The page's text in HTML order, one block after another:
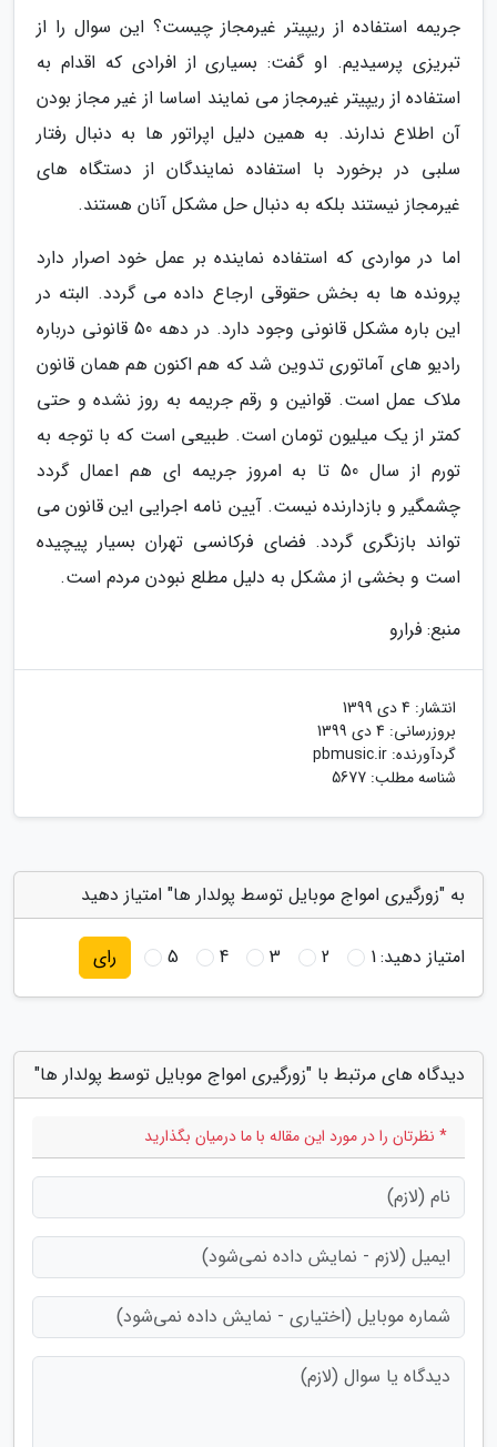
جریمه استفاده از ریپیتر غیرمجاز چیست؟ این سوال را از
تبریزی پرسیدیم. او گفت: بسیاری از افرادی که اقدام به
استفاده از ریپیتر غیرمجاز می نمایند اساسا از غیر مجاز بودن
آن اطلاع ندارند. به همین دلیل اپراتور ها به دنبال رفتار
سلبی در برخورد با استفاده نمایندگان از دستگاه های
غیرمجاز نیستند بلکه به دنبال حل مشکل آنان هستند.
اما در مواردی که استفاده نماینده بر عمل خود اصرار دارد
پرونده ها به بخش حقوقی ارجاع داده می گردد. البته در
این باره مشکل قانونی وجود دارد. در دهه 50 قانونی درباره
رادیو های آماتوری تدوین شد که هم اکنون هم همان قانون
ملاک عمل است. قوانین و رقم جریمه به روز نشده و حتی
کمتر از یک میلیون تومان است. طبیعی است که با توجه به
تورم از سال 50 تا به امروز جریمه ای هم اعمال گردد
چشمگیر و بازدارنده نیست. آیین نامه اجرایی این قانون می
تواند بازنگری گردد. فضای فرکانسی تهران بسیار پیچیده
است و بخشی از مشکل به دلیل مطلع نبودن مردم است.
منبع: فرارو
انتشار: 4 دی 1399
بروزرسانی: 4 دی 1399
گردآورنده: pbmusic.ir
شناسه مطلب: 5677
به "زورگیری امواج موبایل توسط پولدار ها" امتیاز دهید
امتیاز دهید:1
2
3
4
5 رای
دیدگاه های مرتبط با "زورگیری امواج موبایل توسط پولدار ها"
* نظرتان را در مورد این مقاله با ما درمیان بگذارید